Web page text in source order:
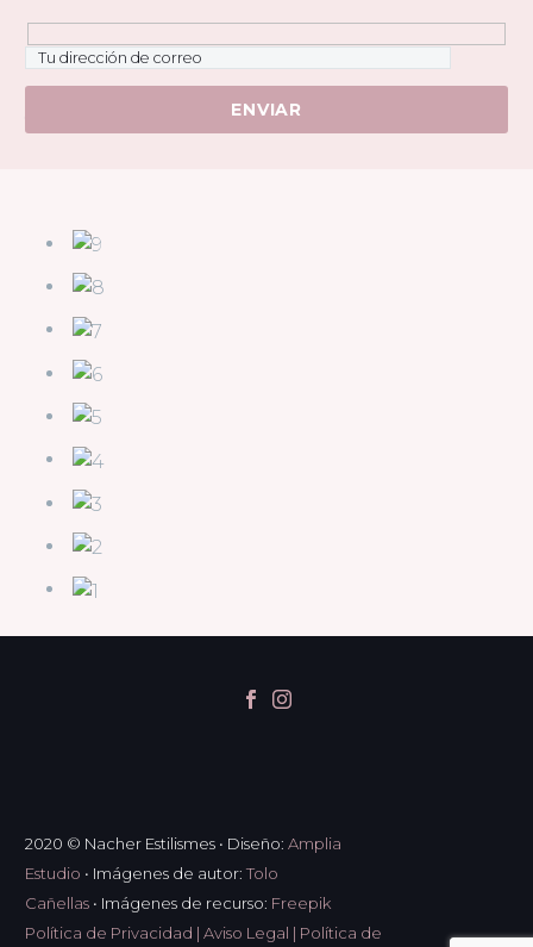
Hidden
fields
* La información personal estará encriptada
2020 © Nacher Estilismes • Diseño:Amplia
Estudio • Imágenes de autor:Tolo
Cañellas • Imágenes de recurso: Freepik
Política de Privacidad | Aviso Legal | Política de